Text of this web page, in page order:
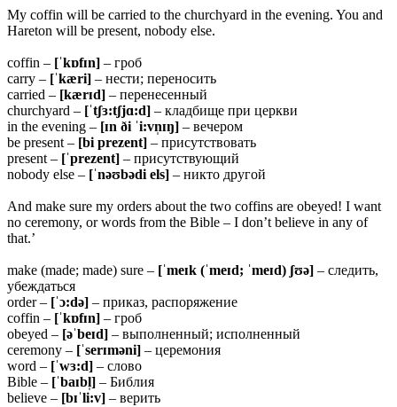
My coffin will be carried to the churchyard in the evening. You and
Hareton will be present, nobody else.
coffin – [ˈkɒfɪn] – гроб
carry – [ˈkæri] – нести; переносить
carried – [kærɪd] – перенесенный
churchyard – [ˈtʃɜ:tʃjɑ:d] – кладбище при церкви
in the evening – [ɪn ði ˈi:vn̩ɪŋ] – вечером
be present – [bi prezent] – присутствовать
present – [ˈprezent] – присутствующий
nobody else – [ˈnəʊbədi els] – никто другой
And make sure my orders about the two coffins are obeyed! I want
no ceremony, or words from the Bible – I don’t believe in any of
that.’
make (made; made) sure – [ˈmeɪk (ˈmeɪd; ˈmeɪd) ʃʊə] – следить,
убеждаться
order – [ˈɔ:də] – приказ, распоряжение
coffin – [ˈkɒfɪn] – гроб
obeyed – [əˈbeɪd] – выполненный; исполненный
ceremony – [ˈserɪməni] – церемония
word – [ˈwɜ:d] – слово
Bible – [ˈbaɪbl̩] – Библия
believe – [bɪˈli:v] – верить